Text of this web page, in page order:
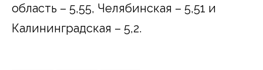
область – 5,55, Челябинская – 5,51 и
Калининградская – 5,2.